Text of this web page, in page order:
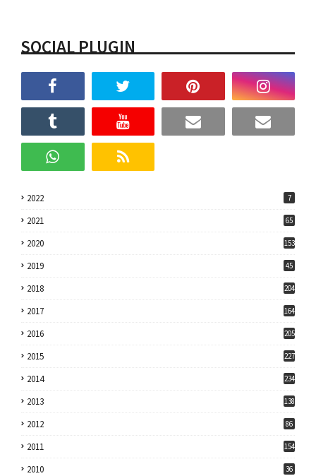
SOCIAL PLUGIN
2022 7
2021 65
2020 153
2019 45
2018 204
2017 164
2016 205
2015 227
2014 234
2013 138
2012 86
2011 154
2010 36